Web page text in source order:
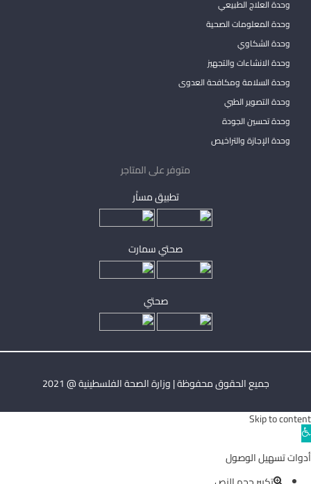
وحدة العلاج الطبيعي
وحدة المعلومات الصحية
وحدة الشكاوي
وحدة الانشاءات والتجهيز
وحدة السلامة ومكافحة العدوى
وحدة التصوير الطبي
وحدة تحسين الجودة
وحدة الإجازة والتراخيص
متوفر على المتاجر
تطبيق مساْر
صحتي سمارت
صحتي
جميع الحقوق محفوظة | وزارة الصحة الفلسطينية @ 2021
Skip to content
Open
toolbar
أدوات تسهيل الوصول